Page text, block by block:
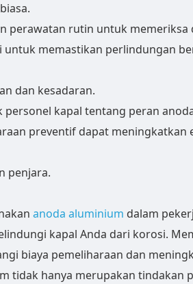
perawatan rutin untuk
untuk memastikan perlindungan
dan kesadaran.
personel kapal tentang peran
preventif dapat meningkatkan
penjara.
anoda aluminium dalam
kapal Anda dari korosi.
biaya pemeliharaan dan
tidak hanya merupakan tindakan